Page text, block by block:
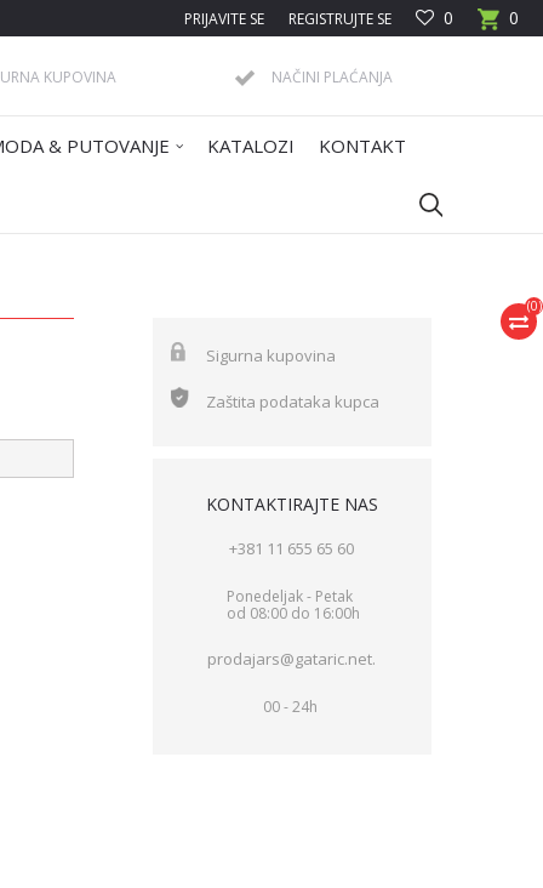
0
0
PRIJAVITE SE REGISTRUJTE SE
KUPOVINA NAČINI PLAĆANJA
& PUTOVANJE KATALOZI KONTAKT
(0)
Sigurna kupovina
Zaštita podataka kupca
KONTAKTIRAJTE NAS
+381 11 655 65 60
Ponedeljak - Petak
od 08:00 do 16:00h
prodajars@gataric.net.
00 - 24h